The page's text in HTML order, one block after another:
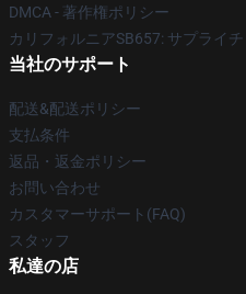
DMCA - 著作権ポリシー
カリフォルニアSB657: サプライ
当社のサポート
配送&配送ポリシー
支払条件
返品・返金ポリシー
お問い合わせ
カスタマーサポート(FAQ)
スタッフ
私達の店